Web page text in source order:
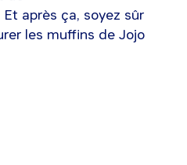
Et après ça, soyez sûr
les muffins de Jojo